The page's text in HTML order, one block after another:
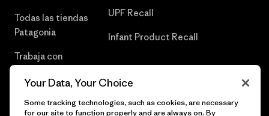
Todas las tiendas
Patagonia
Trabaja con
UPF Recall
Infant Product Recall
Your Data, Your Choice
Some tracking technologies, such as cookies, are necessary
for our site to function properly and are always on. By